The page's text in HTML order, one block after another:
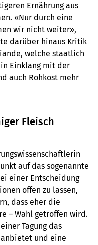
Ernährung aus
«Nur durch eine
wir nicht weiter»,
darüber hinaus Kritik
welche staatlich
Einklang mit der
auch Rohkost mehr
Fleisch
auf das sogenannte
einer Entscheidung
offen zu lassen,
dass eher die
– Wahl getroffen wird.
Tagung das
anbietet und eine